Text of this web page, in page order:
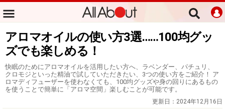
アロマオイルの使い方3選……100均グッ
ズでも楽しめる！
快眠のためにアロマオイルを活用したい方へ、ラベンダー、パチュリ、
クロモジといった精油で試していただきたい、3つの使い方をご紹介！ ア
ロマディフューザーを使わなくても、100均グッズや身の回りにあるもの
を使うことで簡単に「アロマ空間」楽しむことが可能です。
更新日： 2024年12月16日